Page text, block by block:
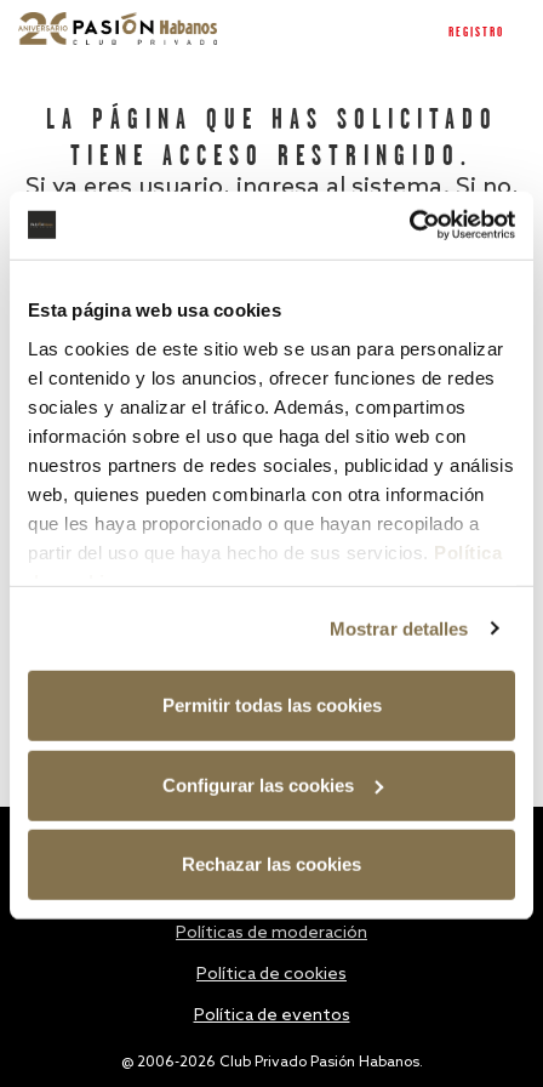
Esta página web usa cookies
Las cookies de este sitio web se usan para personalizar
el contenido y los anuncios, ofrecer funciones de redes
sociales y analizar el tráfico. Además, compartimos
información sobre el uso que haga del sitio web con
nuestros partners de redes sociales, publicidad y análisis
web, quienes pueden combinarla con otra información
que les haya proporcionado o que hayan recopilado a
partir del uso que haya hecho de sus servicios. Política
Mostrar detalles
Permitir todas las cookies
Configurar las cookies
Rechazar las cookies
REGISTRO
LA PÁGINA QUE HAS SOLICITADO
TIENE ACCESO RESTRINGIDO.
Si ya eres usuario, ingresa al sistema. Si no,
¿Has olvidado tu contraseña?
@ 2006-2026 Club Privado Pasión Habanos.
Políticas de moderación
Política de cookies
Política de eventos